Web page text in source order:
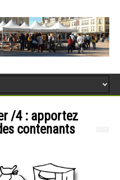
/4 : apportez
contenants